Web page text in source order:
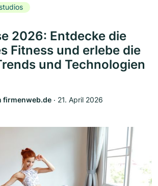
2026: Entdecke die
Fitness und erlebe die
und Technologien
firmenweb.de ‧ 21. April 2026